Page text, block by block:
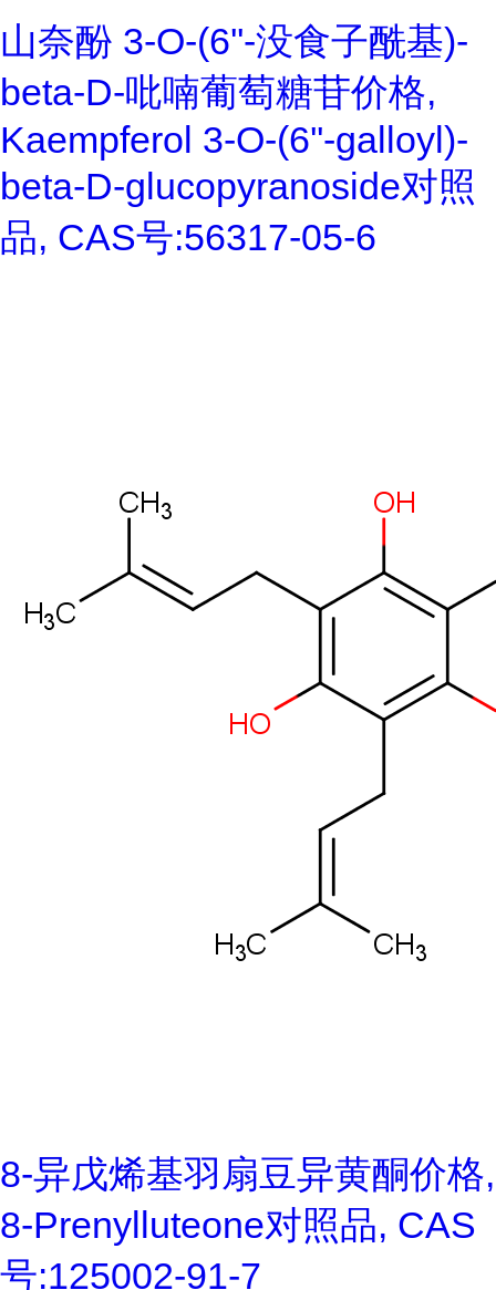
山奈酚 3-O-(6''-没食子酰基)-
beta-D-吡喃葡萄糖苷价格,
Kaempferol 3-O-(6''-galloyl)-
beta-D-glucopyranoside对照
品, CAS号:56317-05-6
8-异戊烯基羽扇豆异黄酮价格,
8-Prenylluteone对照品, CAS
号:125002-91-7